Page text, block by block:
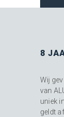
8
Wij
van
uniek
geldt